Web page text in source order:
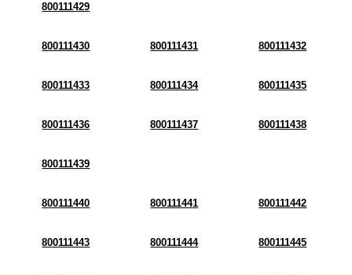
800111429
800111430 800111431 800111432
800111433 800111434 800111435
800111436 800111437 800111438
800111439
800111440 800111441 800111442
800111443 800111444 800111445